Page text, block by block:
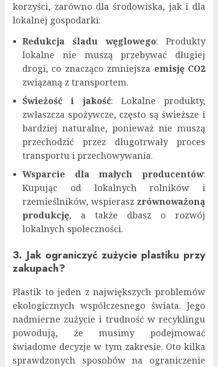
korzyści, zarówno dla środowiska, jak i dla
lokalnej gospodarki:
Redukcja śladu węglowego: Produkty
lokalne nie muszą przebywać długiej
drogi, co znacząco zmniejsza emisję CO2
związaną z transportem.
Świeżość i jakość: Lokalne produkty,
zwłaszcza spożywcze, często są świeższe i
bardziej naturalne, ponieważ nie muszą
przechodzić przez długotrwały proces
transportu i przechowywania.
Wsparcie dla małych producentów:
Kupując od lokalnych rolników i
rzemieślników, wspierasz zrównoważoną
produkcję, a także dbasz o rozwój
lokalnych społeczności.
3. Jak ograniczyć zużycie plastiku przy
zakupach?
Plastik to jeden z największych problemów
ekologicznych współczesnego świata. Jego
nadmierne zużycie i trudność w recyklingu
powodują, że musimy podejmować
świadome decyzje w tym zakresie. Oto kilka
sprawdzonych sposobów na ograniczenie